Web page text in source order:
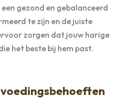
gezond en gebalanceerd
te zijn en de juiste
zorgen dat jouw harige
het beste bij hem past.